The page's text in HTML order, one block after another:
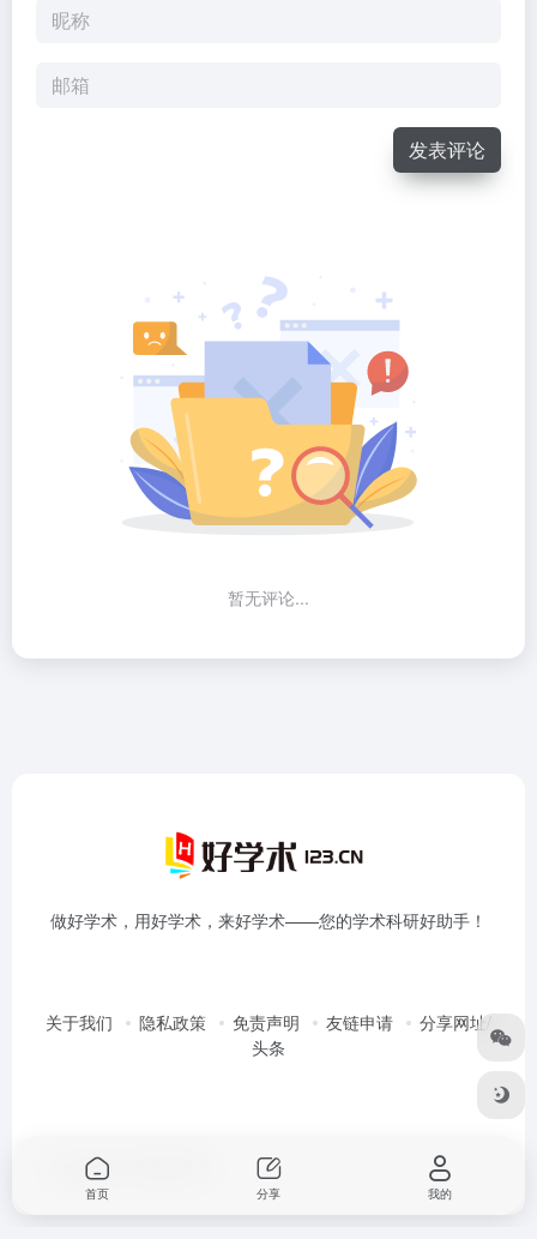
发表评论
暂无评论...
做好学术，用好学术，来好学术——您的学术科研好助手！
关于我们 隐私政策 免责声明 友链申请
分享网址/
头条
Copyright © 2026
首页 分享 我的